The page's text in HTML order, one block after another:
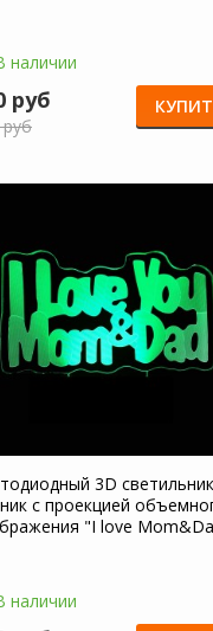
наличии
руб
3D
с проекцией
"I love
наличии